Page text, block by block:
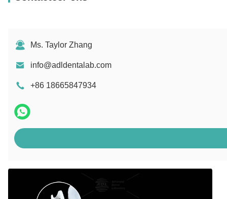
Ms. Taylor Zhang
info@adldentalab.com
+86 18665847934